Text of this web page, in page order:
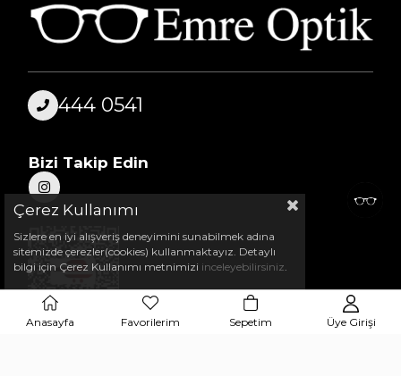
444 0541
Bizi Takip Edin
Çerez Kullanımı
Sizlere en iyi alışveriş deneyimini sunabilmek adına
sitemizde çerezler(cookies) kullanmaktayız. Detaylı
bilgi için Çerez Kullanımı metnimizi inceleyebilirsiniz.
Anasayfa Favorilerim Sepetim Üye Girişi